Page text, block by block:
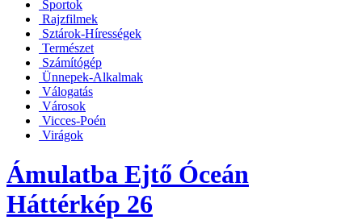
Sportok
Rajzfilmek
Sztárok-Hírességek
Természet
Számítógép
Ünnepek-Alkalmak
Válogatás
Városok
Vicces-Poén
Virágok
Ámulatba Ejtő Óceán
Háttérkép 26